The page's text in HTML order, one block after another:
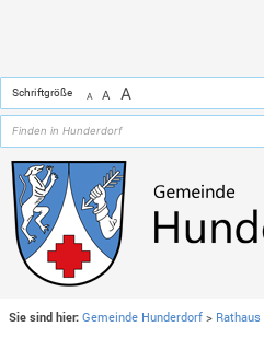
Schriftgröße A A A
Sie sind hier: Gemeinde Hunderdorf >